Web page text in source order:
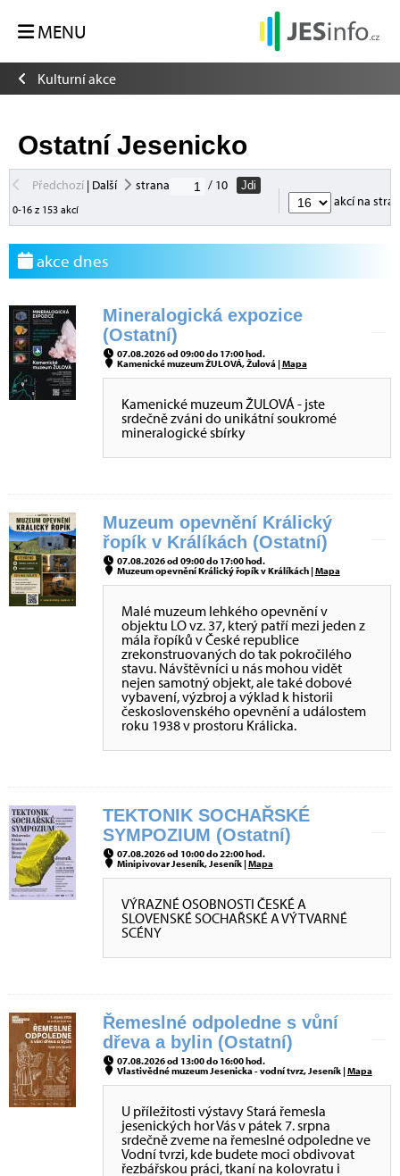
MENU
Kulturní akce
Ostatní Jesenicko
Předchozí| Další strana / 10
Jdi
0-16 z 153 akcí
akcí na
akce dnes
Mineralogická expozice
(Ostatní)
07.08.2026 od 09:00 do 17:00 hod.
Kamenické muzeum ŽULOVÁ, Žulová |Mapa
Kamenické muzeum ŽULOVÁ - jste
srdečně zváni do unikátní soukromé
mineralogické sbírky
Muzeum opevnění Králický
řopík v Králíkách (Ostatní)
07.08.2026 od 09:00 do 17:00 hod.
Muzeum opevnění Králický řopík v Králíkách |Mapa
Malé muzeum lehkého opevnění v
objektu LO vz. 37, který patří mezi jeden z
mála řopíků v České republice
zrekonstruovaných do tak pokročilého
stavu. Návštěvníci u nás mohou vidět
nejen samotný objekt, ale také dobové
vybavení, výzbroj a výklad k historii
československého opevnění a událostem
roku 1938 v prostoru Králicka.
TEKTONIK SOCHAŘSKÉ
SYMPOZIUM (Ostatní)
07.08.2026 od 10:00 do 22:00 hod.
Minipivovar Jeseník, Jeseník |Mapa
VÝRAZNÉ OSOBNOSTI ČESKÉ A
SLOVENSKÉ SOCHAŘSKÉ A VÝTVARNÉ
SCÉNY
Řemeslné odpoledne s vůní
dřeva a bylin (Ostatní)
07.08.2026 od 13:00 do 16:00 hod.
Vlastivědné muzeum Jesenicka - vodní tvrz, Jeseník |Mapa
U příležitosti výstavy Stará řemesla
jesenických hor Vás v pátek 7. srpna
srdečně zveme na řemeslné odpoledne ve
Vodní tvrzi, kde budete moci obdivovat
řezbářskou práci, tkaní na kolovratu i